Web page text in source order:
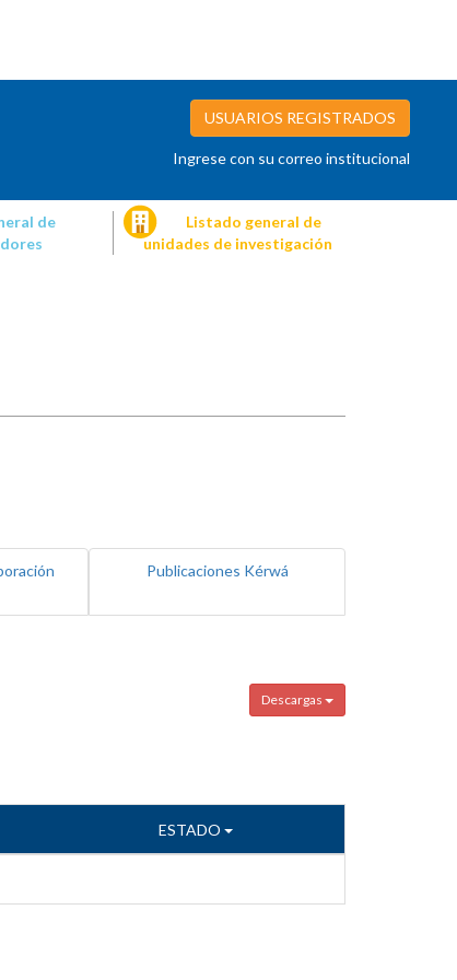
USUARIOS REGISTRADOS
Ingrese con su correo institucional
de
Listado general de
unidades de investigación
Publicaciones Kérwá
Descargas
ESTADO